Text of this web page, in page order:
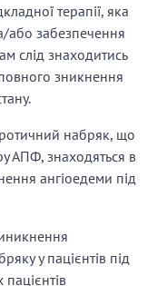
терапії, яка
або забезпечення
слід знаходитись
зникнення
набряк, що
АПФ, знаходяться в
ангіоедеми під
у пацієнтів під